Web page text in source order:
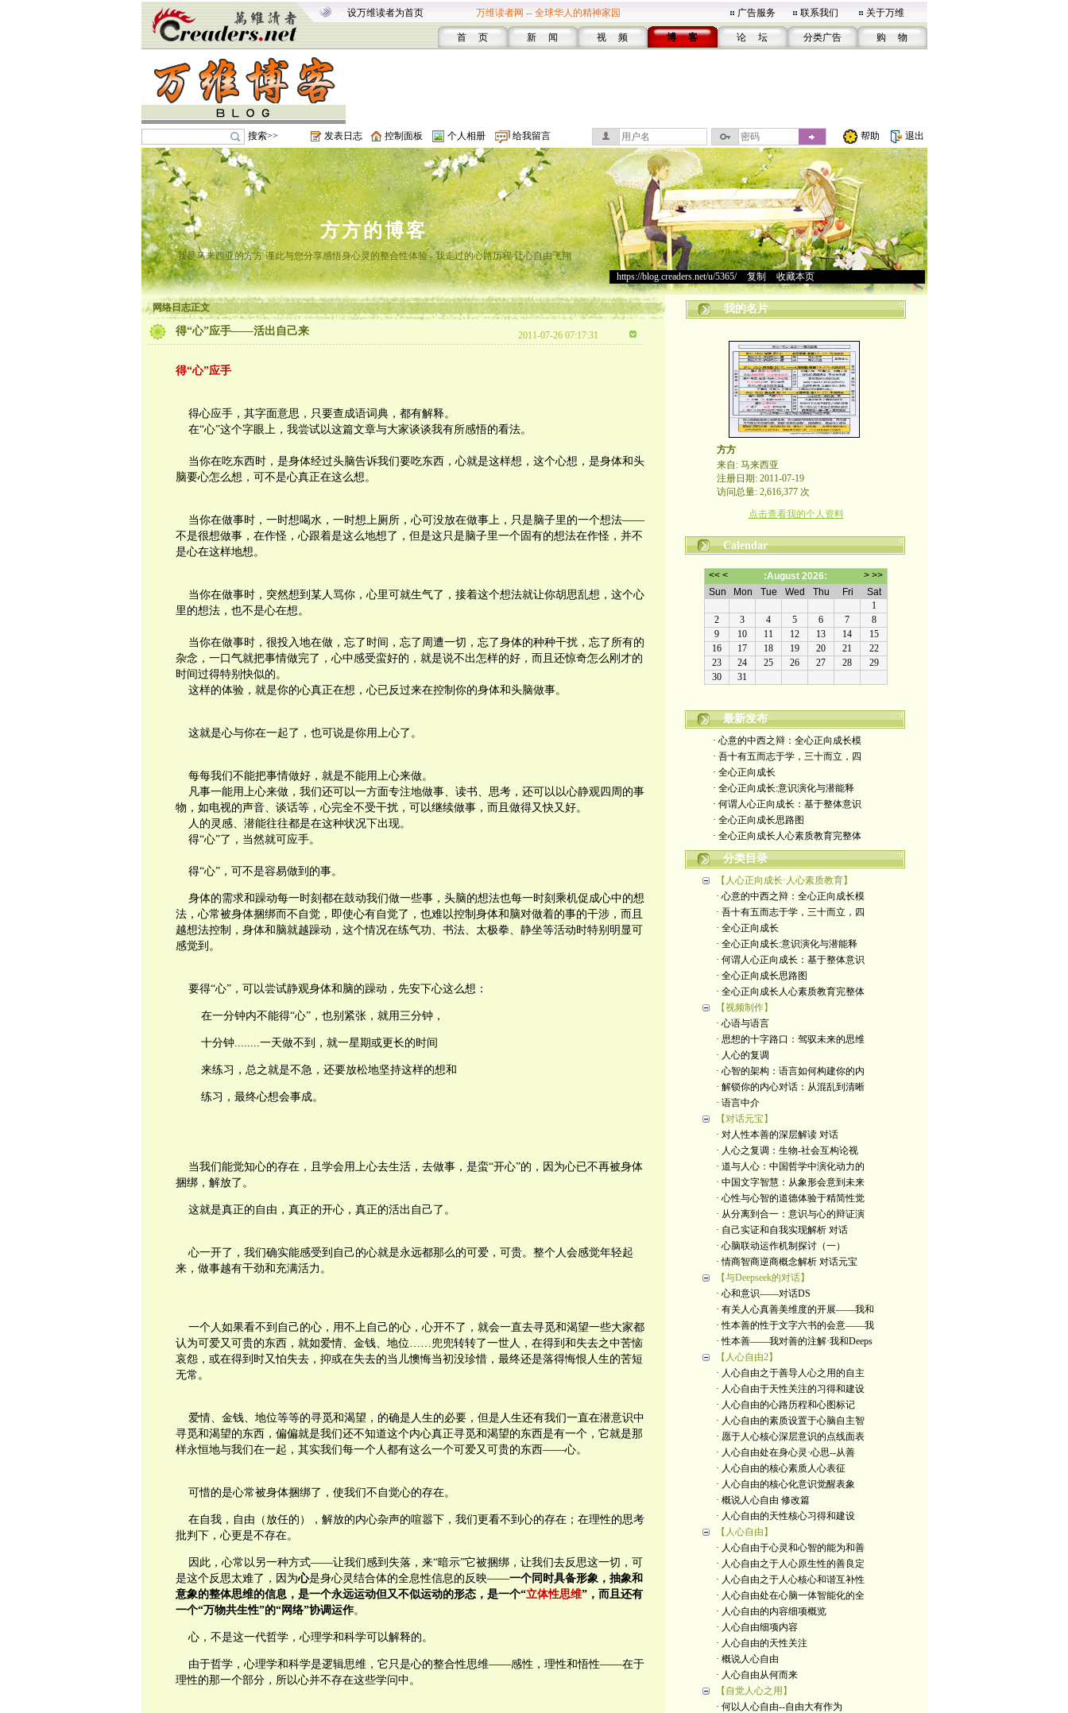
设万维读者为首页 万维读者网 -- 全球华人的精神家园 广告服务 联系我们 关于万维
首 页 新 闻 视 频 博 客 论 坛 分类广告 购 物
搜索>> 发表日志 控制面板 个人相册 给我留言 帮助 退出
方方的博客
我是马来西亚的方方 谨此与您分享感悟身心灵的整合性体验 - 我走过的心路历程 让心自由飞翔
https://blog.creaders.net/u/5365/> 复制 收藏本页
网络日志正文
得“心”应手——活出自己来 2011-07-26 07:17:31
得“心”应手
得心应手，其字面意思，只要查成语词典，都有解释。
在“心”这个字眼上，我尝试以这篇文章与大家谈谈我有所感悟的看法。
当你在吃东西时，是身体经过头脑告诉我们要吃东西，心就是这样想，这个心想，是身体和头
脑要心怎么想，可不是心真正在这么想。
当你在做事时，一时想喝水，一时想上厕所，心可没放在做事上，只是脑子里的一个想法——
不是很想做事，在作怪，心跟着是这么地想了，但是这只是脑子里一个固有的想法在作怪，并不
是心在这样地想。
当你在做事时，突然想到某人骂你，心里可就生气了，接着这个想法就让你胡思乱想，这个心
里的想法，也不是心在想。
当你在做事时，很投入地在做，忘了时间，忘了周遭一切，忘了身体的种种干扰，忘了所有的
杂念，一口气就把事情做完了，心中感受蛮好的，就是说不出怎样的好，而且还惊奇怎么刚才的
时间过得特别快似的。
这样的体验，就是你的心真正在想，心已反过来在控制你的身体和头脑做事。
这就是心与你在一起了，也可说是你用上心了。
每每我们不能把事情做好，就是不能用上心来做。
凡事一能用上心来做，我们还可以一方面专注地做事、读书、思考，还可以以心静观四周的事
物，如电视的声音、谈话等，心完全不受干扰，可以继续做事，而且做得又快又好。
人的灵感、潜能往往都是在这种状况下出现。
得“心”了，当然就可应手。
得“心”，可不是容易做到的事。
身体的需求和躁动每一时刻都在鼓动我们做一些事，头脑的想法也每一时刻乘机促成心中的想
法，心常被身体捆绑而不自觉，即使心有自觉了，也难以控制身体和脑对做着的事的干涉，而且
越想法控制，身体和脑就越躁动，这个情况在练气功、书法、太极拳、静坐等活动时特别明显可
感觉到。
要得“心”，可以尝试静观身体和脑的躁动，先安下心这么想：
在一分钟内不能得“心”，也别紧张，就用三分钟，
十分钟........一天做不到，就一星期或更长的时间
来练习，总之就是不急，还要放松地坚持这样的想和
练习，最终心想会事成。
当我们能觉知心的存在，且学会用上心去生活，去做事，是蛮“开心”的 ，因为心已不再被身体
捆绑，解放了。
这就是真正的自由，真正的开心，真正的活出自己了。
心一开了，我们确实能感受到自己的心就是永远都那么的可爱，可贵。整个人会感觉年轻起
来，做事越有干劲和充满活力。
一个人如果看不到自己的心，用不上自己的心，心开不了，就会一直去寻觅和渴望一些大家都
认为可爱又可贵的东西，就如爱情、金钱、地位……兜兜转转了一世人，在得到和失去之中苦恼
哀怨，或在得到时又怕失去，抑或在失去的当儿懊悔当初没珍惜，最终还是落得悔恨人生的苦短
无常。
爱情、金钱、地位等等的寻觅和渴望，的确是人生的必要，但是人生还有我们一直在潜意识中
寻觅和渴望的东西，偏偏就是我们还不知道这个内心真正寻觅和渴望的东西是有一个，它就是那
样永恒地与我们在一起，其实我们每一个人都有这么一个可爱又可贵的东西——心。
可惜的是心常被身体捆绑了，使我们不自觉心的存在。
在自我，自由（放任的），解放的内心杂声的喧嚣下，我们更看不到心的存在；在理性的思考
批判下，心更是不存在。
因此，心常以另一种方式——让我们感到失落，来“暗示”它被捆绑，让我们去反思这一切，可
是这个反思太难了，因为心是身心灵结合体的全息性信息的反映——一个同时具备形象，抽象和
意象的整体思维的信息，是一个永远运动但又不似运动的形态，是一个“立体性思维”，而且还有
一个“万物共生性”的“网络”协调运作。
心，不是这一代哲学，心理学和科学可以解释的。
由于哲学，心理学和科学是逻辑思维，它只是心的整合性思维——感性，理性和悟性——在于
理性的那一个部分，所以心并不存在这些学问中。
我的名片
方方
来自: 马来西亚
注册日期: 2011-07-19
访问总量: 2,616,377 次
点击查看我的个人资料
Calendar
最新发布
· 心意的中西之辩：全心正向成长模
· 吾十有五而志于学，三十而立，四
· 全心正向成长
· 全心正向成长:意识演化与潜能释
· 何谓人心正向成长：基于整体意识
· 全心正向成长思路图
· 全心正向成长人心素质教育完整体
分类目录
【人心正向成长·人心素质教育】
· 心意的中西之辩：全心正向成长模
· 吾十有五而志于学，三十而立，四
· 全心正向成长
· 全心正向成长:意识演化与潜能释
· 何谓人心正向成长：基于整体意识
· 全心正向成长思路图
· 全心正向成长人心素质教育完整体
【视频制作】
· 心语与语言
· 思想的十字路口：驾驭未来的思维
· 人心的复调
· 心智的架构：语言如何构建你的内
· 解锁你的内心对话：从混乱到清晰
· 语言中介
【对话元宝】
· 对人性本善的深层解读 对话
· 人心之复调：生物-社会互构论视
· 道与人心：中国哲学中演化动力的
· 中国文字智慧：从象形会意到未来
· 心性与心智的道德体验于精简性觉
· 从分离到合一：意识与心的辩证演
· 自己实证和自我实现解析 对话
· 心脑联动运作机制探讨（一）
· 情商智商逆商概念解析 对话元宝
【与Deepseek的对话】
· 心和意识——对话DS
· 有关人心真善美维度的开展——我和
· 性本善的性于文字六书的会意——我
· 性本善——我对善的注解·我和Deeps
【人心自由2】
· 人心自由之于善导人心之用的自主
· 人心自由于天性关注的习得和建设
· 人心自由的心路历程和心图标记
· 人心自由的素质设置于心脑自主智
· 愿于人心核心深层意识的点线面表
· 人心自由处在身心灵·心思--从善
· 人心自由的核心素质人心表征
· 人心自由的核心化意识觉醒表象
· 概说人心自由 修改篇
· 人心自由的天性核心习得和建设
【人心自由】
· 人心自由于心灵和心智的能为和善
· 人心自由之于人心原生性的善良定
· 人心自由之于人心核心和谐互补性
· 人心自由处在心脑一体智能化的全
· 人心自由的内容细项概览
· 人心自由细项内容
· 人心自由的天性关注
· 概说人心自由
· 人心自由从何而来
【自觉人心之用】
· 何以人心自由--自由大有作为